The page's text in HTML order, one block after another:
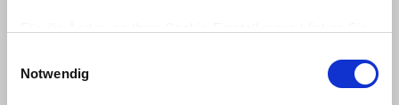
Umständen können durch die Anpassung der
Einstellungen bestimmte Funktionen nicht fehlerfrei
Notwendig
Karriere